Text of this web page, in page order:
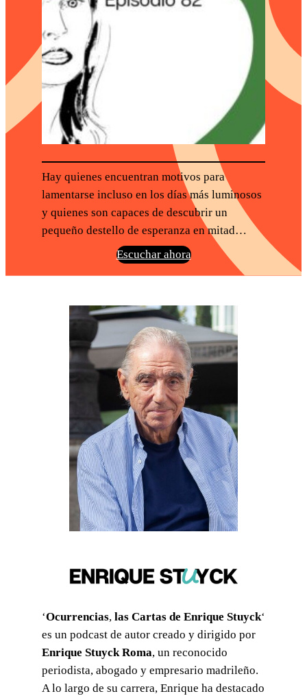
Hay quienes encuentran motivos para
lamentarse incluso en los días más luminosos
y quienes son capaces de descubrir un
pequeño destello de esperanza en mitad…
Escuchar ahora
‘Ocurrencias, las Cartas de Enrique Stuyck‘
es un podcast de autor creado y dirigido por
Enrique Stuyck Roma, un reconocido
periodista, abogado y empresario madrileño.
A lo largo de su carrera, Enrique ha destacado